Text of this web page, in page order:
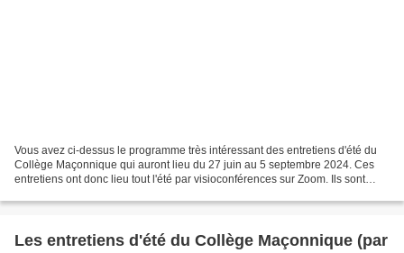
Vous avez ci-dessus le programme très intéressant des entretiens d'été du
Collège Maçonnique qui auront lieu du 27 juin au 5 septembre 2024. Ces
entretiens ont donc lieu tout l'été par visioconférences sur Zoom. Ils sont
Les entretiens d'été du Collège Maçonnique (par